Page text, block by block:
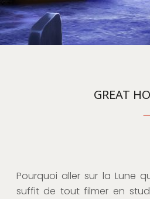
GREAT
Pourquoi aller sur la Lune
suffit de tout filmer en